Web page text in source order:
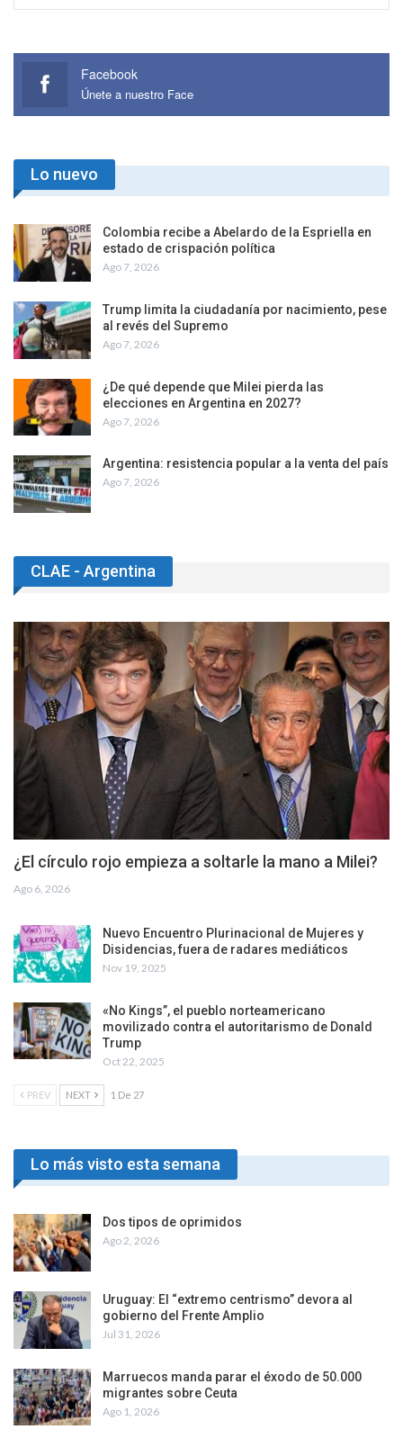
Facebook
Únete a nuestro Face
Lo nuevo
Colombia recibe a Abelardo de la Espriella en
estado de crispación política
Ago 7, 2026
Trump limita la ciudadanía por nacimiento, pese
al revés del Supremo
Ago 7, 2026
¿De qué depende que Milei pierda las
elecciones en Argentina en 2027?
Ago 7, 2026
Argentina: resistencia popular a la venta del país
Ago 7, 2026
CLAE - Argentina
¿El círculo rojo empieza a soltarle la mano a Milei?
Ago 6, 2026
Nuevo Encuentro Plurinacional de Mujeres y
Disidencias, fuera de radares mediáticos
Nov 19, 2025
«No Kings”, el pueblo norteamericano
movilizado contra el autoritarismo de Donald
Trump
Oct 22, 2025
PREV NEXT 1 De 27
Lo más visto esta semana
Dos tipos de oprimidos
Ago 2, 2026
Uruguay: El “extremo centrismo” devora al
gobierno del Frente Amplio
Jul 31, 2026
Marruecos manda parar el éxodo de 50.000
migrantes sobre Ceuta
Ago 1, 2026